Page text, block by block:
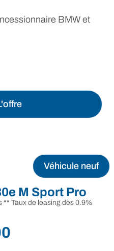
BMW et
Véhicule neuf
M Sport Pro
** Taux de leasing dès 0.9%